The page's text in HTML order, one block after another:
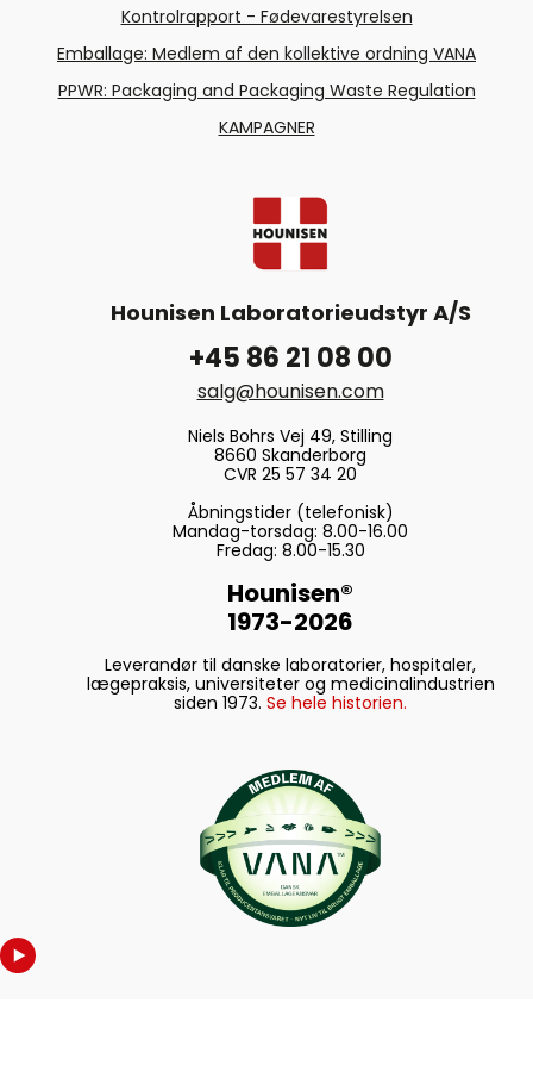
Kontrolrapport - Fødevarestyrelsen
Emballage: Medlem af den kollektive ordning VANA
PPWR: Packaging and Packaging Waste Regulation
KAMPAGNER
Hounisen Laboratorieudstyr A/S
+45 86 21 08 00
salg@hounisen.com
Niels Bohrs Vej 49, Stilling
8660 Skanderborg
CVR 25 57 34 20
Åbningstider (telefonisk)
Mandag-torsdag: 8.00-16.00
Fredag: 8.00-15.30
Hounisen®
1973-2026
Leverandør til danske laboratorier, hospitaler,
lægepraksis, universiteter og medicinalindustrien
siden 1973. Se hele historien.